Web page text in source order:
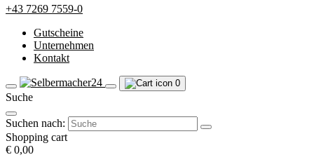
+43 7269 7559-0
Gutscheine
Unternehmen
Kontakt
0
Suche
Suchen nach:
Shopping cart
€ 0,00